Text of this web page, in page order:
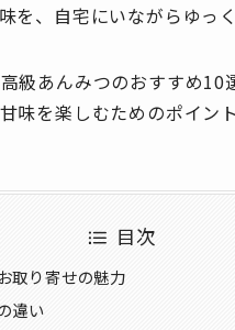
、自宅にいながらゆっ
級あんみつのおすすめ
味を楽しむためのポイン
目次
取り寄せの魅力
違い